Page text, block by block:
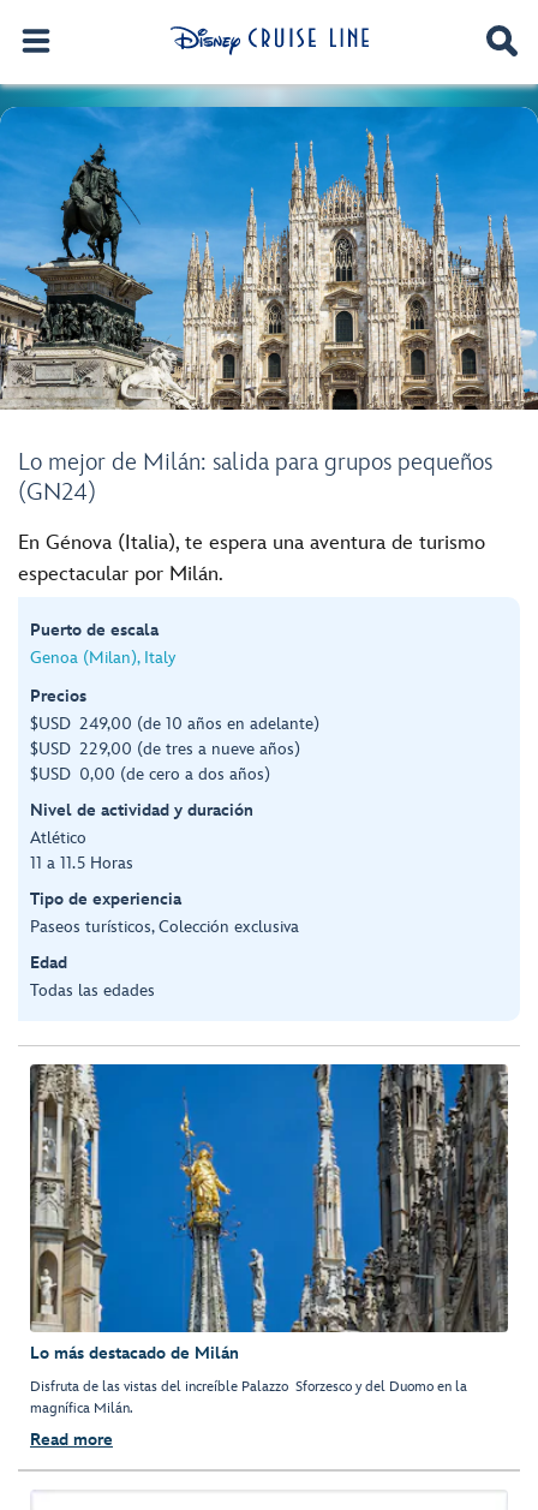
Lo mejor de Milán: salida para grupos pequeños
(GN24)
En Génova (Italia), te espera una aventura de turismo
espectacular por Milán.
Puerto de escala
Genoa (Milan), Italy
Precios
$USD 249,00 (de 10 años en adelante)
$USD 229,00 (de tres a nueve años)
$USD 0,00 (de cero a dos años)
Nivel de actividad y duración
Atlético
11 a 11.5 Horas
Tipo de experiencia
Paseos turísticos, Colección exclusiva
Edad
Todas las edades
Lo más destacado de Milán
Disfruta de las vistas del increíble Palazzo Sforzesco y del Duomo en la
magnífica Milán.
Read more